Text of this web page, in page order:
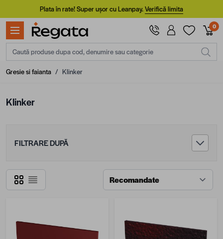
Mergi la ConținutPlata în rate! Super ușor cu Leanpay.Verifică limita
0
Caută produse dupa cod, denumire sau categorie
Gresie si faianta / Klinker
Klinker
FILTRARE DUPĂ
Grilă
Listă